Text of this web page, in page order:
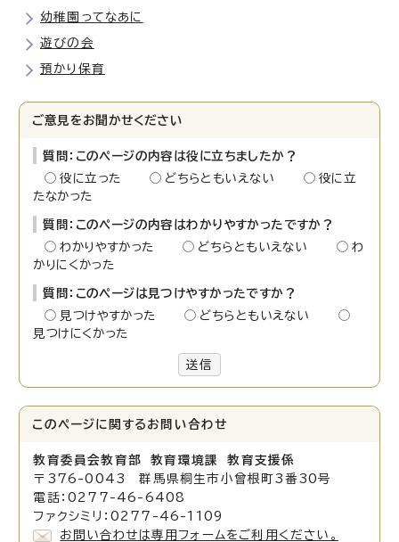
幼稚園ってなあに
遊びの会
預かり保育
ご意見をお聞かせください
質問：このページの内容は役に立ちましたか？
役に立った
どちらともいえない
役に立
たなかった
質問：このページの内容はわかりやすかったですか？
わかりやすかった
どちらともいえない
わ
かりにくかった
質問：このページは見つけやすかったですか？
見つけやすかった
どちらともいえない
見つけにくかった
送信
このページに関する お問い合わせ
教育委員会教育部 教育環境課 教育支援係
〒376-0043 群馬県桐生市小曾根町3番30号
電話：0277-46-6408
ファクシミリ：0277-46-1109
お問い合わせは専用フォームをご利用ください。